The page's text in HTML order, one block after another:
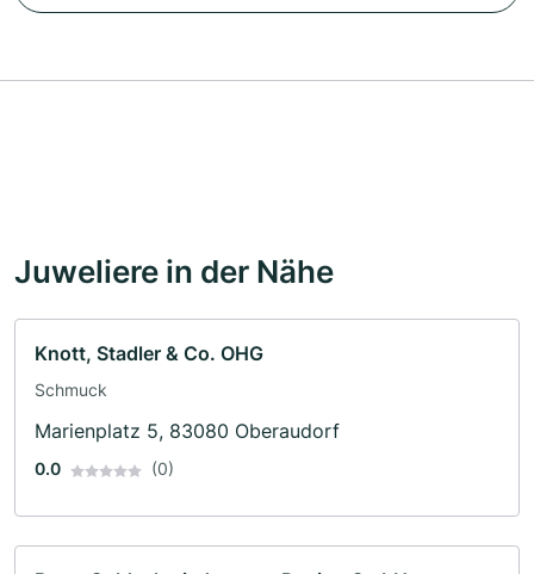
Juweliere in der Nähe
Knott, Stadler & Co. OHG
Schmuck
Marienplatz 5, 83080 Oberaudorf
0.0 (0)